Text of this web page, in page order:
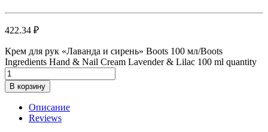
422.34 ₽
Крем для рук «Лаванда и сирень» Boots 100 мл/Boots
Ingredients Hand & Nail Cream Lavender & Lilac 100 ml quantity
В корзину
Описание
Reviews